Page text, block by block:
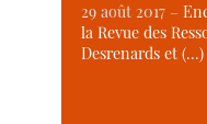
29 août 2017 –
la Revue des
Desrenards et (…)